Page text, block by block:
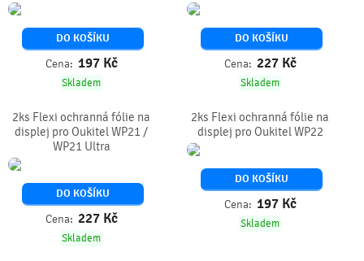
DO KOŠÍKU
Cena: 197 Kč
Skladem
DO KOŠÍKU
Cena: 227 Kč
Skladem
2ks Flexi ochranná fólie na
displej pro Oukitel WP21 /
WP21 Ultra
DO KOŠÍKU
Cena: 227 Kč
Skladem
2ks Flexi ochranná fólie na
displej pro Oukitel WP22
DO KOŠÍKU
Cena: 197 Kč
Skladem